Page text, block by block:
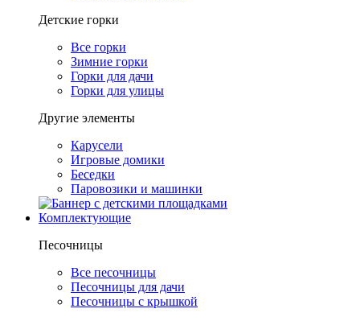
Детские горки
Все горки
Зимние горки
Горки для дачи
Горки для улицы
Другие элементы
Карусели
Игровые домики
Беседки
Паровозики и машинки
Комплектующие
Песочницы
Все песочницы
Песочницы для дачи
Песочницы с крышкой